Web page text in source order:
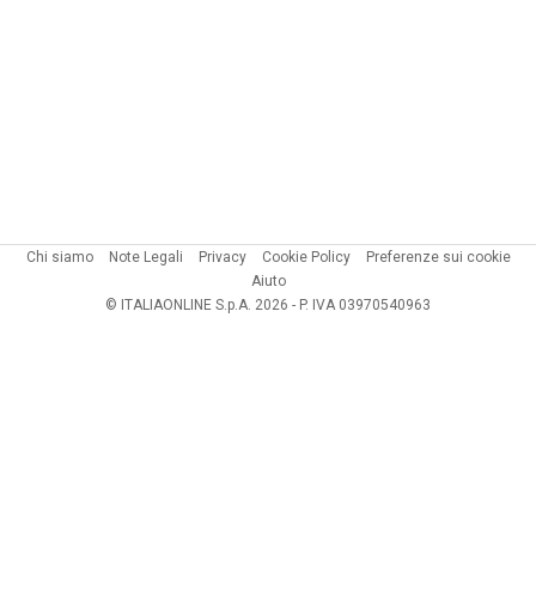
Chi siamo Note Legali Privacy Cookie Policy
Preferenze sui cookie
Aiuto
© ITALIAONLINE S.p.A. 2026 - P. IVA 03970540963